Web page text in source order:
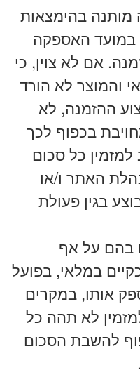
מותנה בהימצאות
במועד האספקה
אם לא צוין, כי
והמוצר לא הורד
ההזמנה, לא
בכפוף לכך
כל סכום
האתר ו/או
בגין פעולת
בהם על אף
במלאי, בפועל
אותו, במקרים
לא תהה כל
להשבת הסכום